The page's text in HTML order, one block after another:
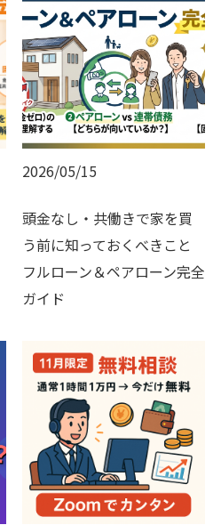
2026/05/15
頭金なし・共働きで家を買
う前に知っておくべきこと
フルローン＆ペアローン完全
ガイド